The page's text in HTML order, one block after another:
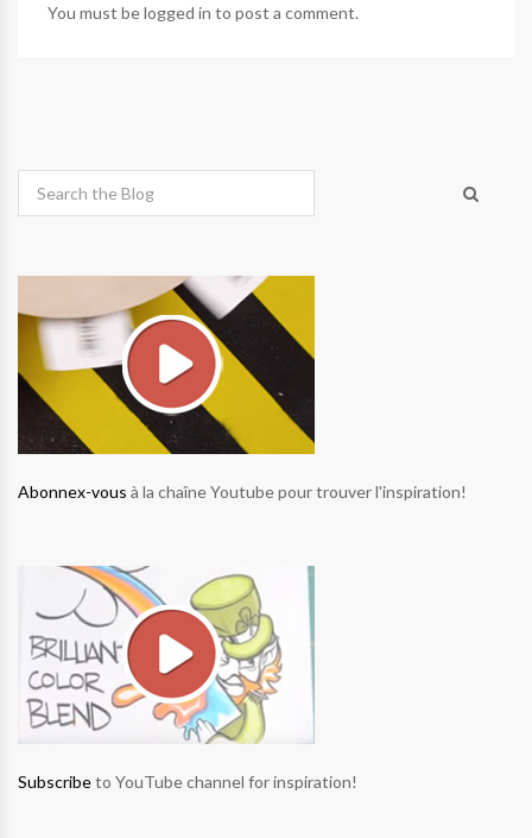
You must belogged in to post a comment.
Abonnex-vous à la chaîne Youtube pour trouver l'inspiration!
Subscribeto YouTube channel for inspiration!